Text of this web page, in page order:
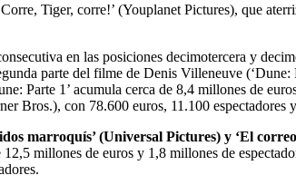
Tiger, corre!’ (Youplanet Pictures), que
en las posiciones decimotercera y
parte del filme de Denis Villeneuve
Parte 1’ acumula cerca de 8,4 millones de
Bros.), con 78.600 euros, 11.100 espectadores
marroquís’ (Universal Pictures) y ‘El
millones de euros y 1,8 millones de